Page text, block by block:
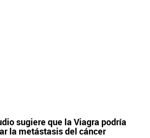
sugiere que la Viagra podría
la metástasis del cáncer